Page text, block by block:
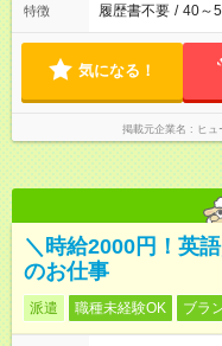
特徴 履歴書不要 / 40～
気になる！
掲載元企業名 ヒ
＼時給2000円！英
のお仕事
派遣 職種未経験OK ブラ